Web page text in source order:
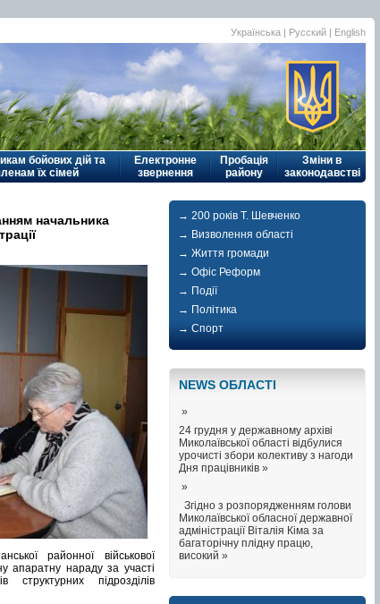
Українська | Русский | English
бойових дій та
їх сімей
Електронне
звернення
Пробація
району
Зміни в
законодавстві
начальника
районної військової
апаратну нараду за участі
структурних підрозділів
→ 200 років Т. Шевченко
→ Визволення області
→ Життя громади
→ Офіс Реформ
→ Події
→ Політика
→ Спорт
NEWS ОБЛАСТI
»
24 грудня у державному архіві
Миколаївської області відбулися
урочисті збори колективу з нагоди
Дня працівників »
»
Згідно з розпорядженням голови
Миколаївської обласної державної
адміністрації Віталія Кіма за
багаторічну плідну працю,
високий »